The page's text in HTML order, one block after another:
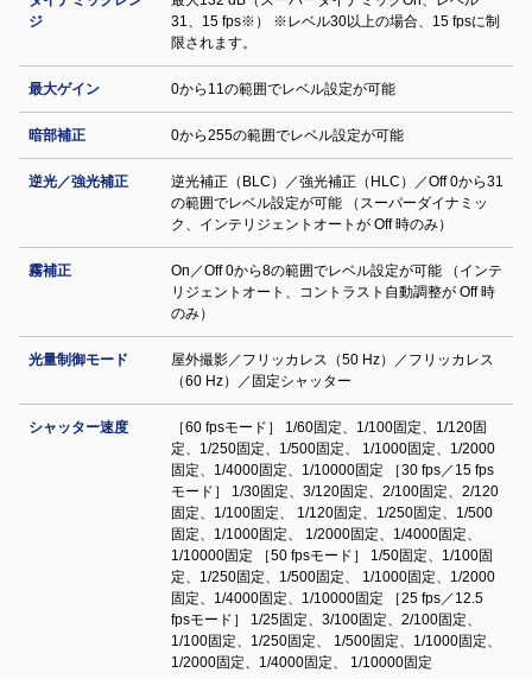
ジ
31、15 fps※） ※レベル30以上の場合、15 fpsに制
限されます。
最大ゲイン 0から11の範囲でレベル設定が可能
暗部補正 0から255の範囲でレベル設定が可能
逆光／強光補正
逆光補正（BLC）／強光補正（HLC）／Off 0から31
の範囲でレベル設定が可能 （スーパーダイナミッ
ク、インテリジェントオートが Off 時のみ）
霧補正
On／Off 0から8の範囲でレベル設定が可能 （インテ
リジェントオート、コントラスト自動調整が Off 時
のみ）
光量制御モード
屋外撮影／フリッカレス（50 Hz）／フリッカレス
（60 Hz）／固定シャッター
シャッター速度
［60 fpsモード］ 1/60固定、1/100固定、1/120固
定、1/250固定、1/500固定、 1/1000固定、1/2000
固定、1/4000固定、1/10000固定 ［30 fps／15 fps
モード］ 1/30固定、3/120固定、2/100固定、2/120
固定、1/100固定、 1/120固定、1/250固定、1/500
固定、1/1000固定、 1/2000固定、1/4000固定、
1/10000固定 ［50 fpsモード］ 1/50固定、1/100固
定、1/250固定、1/500固定、 1/1000固定、1/2000
固定、1/4000固定、1/10000固定 ［25 fps／12.5
fpsモード］ 1/25固定、3/100固定、2/100固定、
1/100固定、1/250固定、 1/500固定、1/1000固定、
1/2000固定、1/4000固定、 1/10000固定